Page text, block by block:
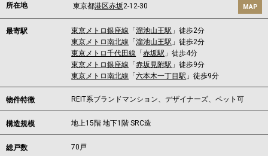
所在地 東京都港区赤坂2-12-30 MAP
最寄駅 東京メトロ銀座線 「溜池山王駅 」徒歩2分
東京メトロ南北線 「溜池山王駅 」徒歩2分
東京メトロ千代田線 「赤坂駅 」徒歩4分
東京メトロ銀座線 「赤坂見附駅 」徒歩9分
東京メトロ南北線 「六本木一丁目駅 」徒歩9分
物件特徴 REIT系ブランドマンション、デザイナーズ、ペット可
構造規模 地上15階 地下1階 SRC造
総戸数 70戸